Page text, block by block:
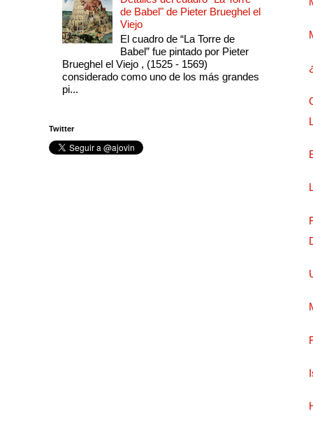
de Babel" de Pieter Brueghel el
Viejo
El cuadro de “La Torre de
Babel” fue pintado por Pieter
Brueghel el Viejo , (1525 - 1569)
considerado como uno de los más grandes
pi...
Twitter